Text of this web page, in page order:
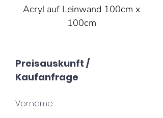
Acryl auf Leinwand 100cm x
100cm
Preisauskunft /
Kaufanfrage
Vorname